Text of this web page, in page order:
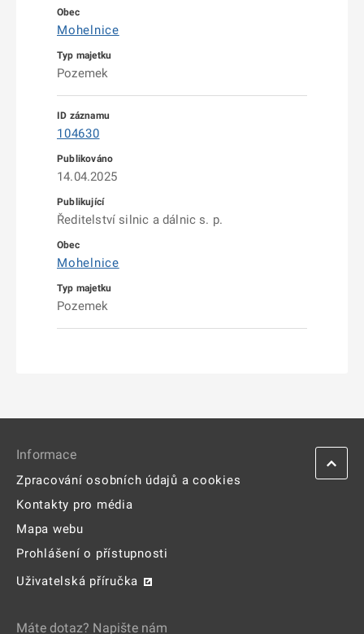
Mohelnice
Pozemek
104630
14.04.2025
Ředitelství silnic a dálnic s. p.
Mohelnice
Pozemek
Informace
Zpracování osobních údajů a cookies
Kontakty pro média
Mapa webu
Prohlášení o přístupnosti
Uživatelská příručka
Máte dotaz? Napište nám